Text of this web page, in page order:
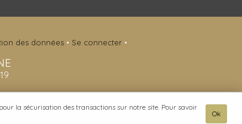
des données • Se connecter •
Ok
la sécurisation des transactions sur notre site. Pour savoir